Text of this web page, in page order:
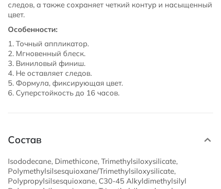
следов, а также сохраняет четкий контур и насыщенный
цвет.
Особенности:
1. Точный аппликатор.
2. Мгновенный блеск.
3. Виниловый финиш.
4. Не оставляет следов.
5. Формула, фиксирующая цвет.
6. Суперстойкость до 16 часов.
Состав
Isododecane, Dimethicone, Trimethylsiloxysilicate,
Polymethylsilsesquioxane/Trimethylsiloxysilicate,
Polypropylsilsesquioxane, C30-45 Alkyldimethylsilyl